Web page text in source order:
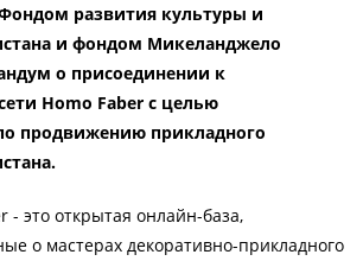
развития культуры и
и фондом Микеланджело
о присоединении к
Homo Faber с целью
продвижению прикладного
- это открытая онлайн-база,
о мастерах декоративно-прикладного